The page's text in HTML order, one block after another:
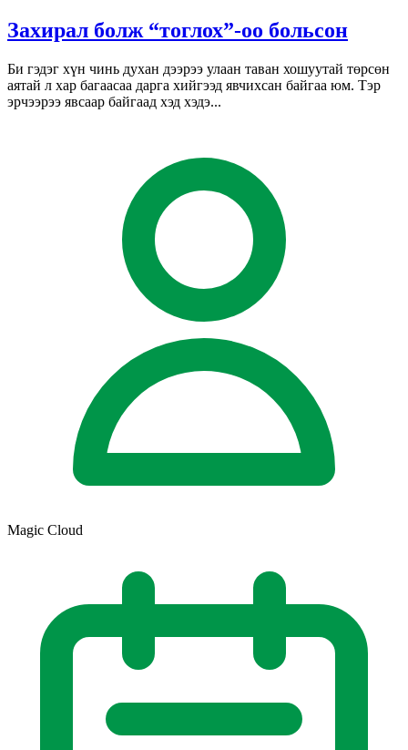
Захирал болж “тоглох”-оо больсон
Би гэдэг хүн чинь духан дээрээ улаан таван хошуутай төрсөн
аятай л хар багаасаа дарга хийгээд явчихсан байгаа юм. Тэр
эрчээрээ явсаар байгаад хэд хэдэ...
Magic Cloud